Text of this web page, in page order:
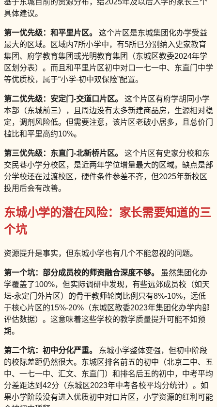
具体建议。
第一优先级：和平里片区。
这个片区是东城集团化办学受益
最大的区域。区域内7所小学中，有5所已分别纳入史家教育
集团、府学教育集团或光明教育集团（东城区教委2024年学
区划分表）。而且和平里片区初中对口一七一中、东直门中学
等优质校，属于“小学-初中双保险”配置。
第二优先级：安定门-交道口片区。
这个片区有府学胡同小学
本部（东城前三），且周边没有太多新建商品房，生源相对稳
定，调剂风险低。但需要注意，该片区老破小居多，且总价门
槛比和平里高约10%。
第三优先级：东直门-北新桥片区。
这个片区有史家分校和东
交民巷小学分校区，是近两年学位增量最大的区域。缺点是部
分学校还在过渡校区，硬件条件参差不齐，但2025年新校区
投用后会有改善。
东城小学的潜在风险：家长需要知道的三
个坑
资源提升是事实，但东城小学也有几个不能忽视的问题。
第一个坑：部分成员校的师资融合深度不够。
虽然集团化办
学覆盖了100%，但实际调研中发现，有些远郊成员校（如天
坛-永定门外片区）的骨干教师轮岗比例只有8%-10%，远低
于核心片区的15%-20%（东城区教委2023年集团化办学内部
评估数据）。这意味着这些学校的教学质量提升可能不如预
期。
第二个坑：初中分化严重。
东城小学整体变强，但初中阶段
的校际差距仍然很大。东城区排名前五的初中（北京二中、五
中、一七一中、汇文、东直门）和排名后五的初中，中考平均
分差距达到42分（东城区2023年中考各校平均分统计）。如
果小学阶段没有进入优质初中对口片区，小学资源的红利可能